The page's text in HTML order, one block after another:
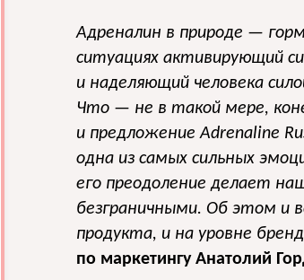
Адреналин в природе —
ситуациях активирующий
и наделяющий человека
Что — не в такой мере,
и предложение Adrenaline
одна из самых сильных
его преодоление делает
безграничными. Об этом и
продукта, и на уровне
по маркетингу Анатолий